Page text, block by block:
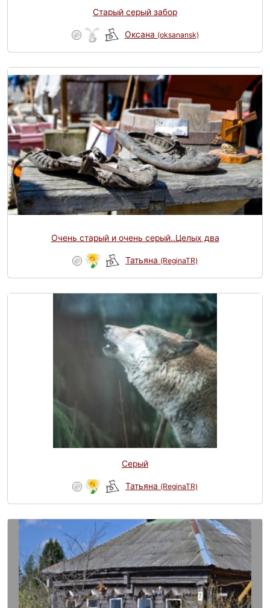
Старый серый забор
Оксана (oksanansk)
Очень старый и очень серый..Целых два
Татьяна (ReginaTR)
Серый
Татьяна (ReginaTR)